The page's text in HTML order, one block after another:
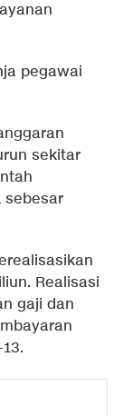
pegawai
sekitar
sebesar
Realisasi
gaji dan